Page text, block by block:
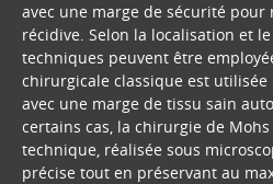
avec une marge de sécurité
récidive. Selon la localisation et
techniques peuvent être
chirurgicale classique est
avec une marge de tissu sain
certains cas, la chirurgie de
technique, réalisée sous
précise tout en préservant au